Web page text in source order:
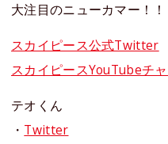
大注目のニューカマー！！
スカイピース公式Twitter
スカイピースYouTubeチ
テオくん
・ Twitter